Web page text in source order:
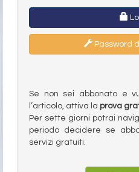
Password
Se non sei abbonato e
l’articolo, attiva la prova
Per sette giorni potrai
periodo decidere se
servizi gratuiti.